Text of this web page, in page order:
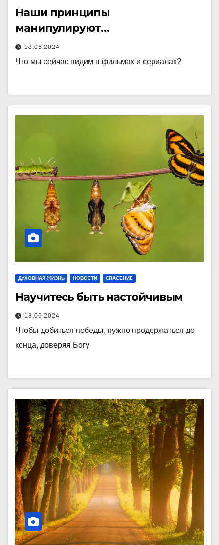
Наши принципы
манипулируют…
18.06.2024
Что мы сейчас видим в фильмах и сериалах?
ДУХОВНАЯ ЖИЗНЬ НОВОСТИ СПАСЕНИЕ
Научитесь быть настойчивым
18.06.2024
Чтобы добиться победы, нужно продержаться до
конца, доверяя Богу